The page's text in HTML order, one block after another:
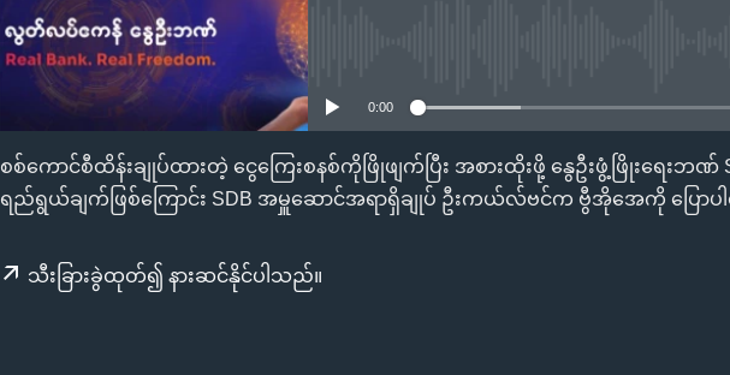
0:00
စစ်ကောင်စီထိန်းချုပ်ထားတဲ့ ငွေကြေးစနစ်ကိုဖြိုဖျက်ပြီး အစားထိုးဖို့ နွေဦးဖွံ့ဖြိုးရေးဘ
ရည်ရွယ်ချက်ဖြစ်ကြောင်း SDB အမှူဆောင်အရာရှိချုပ် ဦးကယ်လ်ဗင်က ဗွီအိုအေကို ပြောပ
သီးခြားခွဲထုတ်၍ နားဆင်နိုင်ပါသည်။